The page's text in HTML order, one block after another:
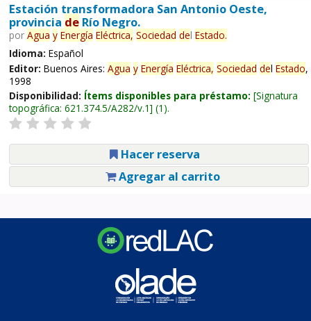
Estación transformadora San Antonio Oeste,
provincia deRío Negro.
por Agua y Energía Eléctrica, Sociedad del Estado.
Idioma: Español
Editor: Buenos Aires: Agua y Energía Eléctrica, Sociedad del Estado,
1998
Disponibilidad: Ítems disponibles para préstamo: Signatura
topográfica: 621.374.5/A282/v.1 (1).
Hacer reserva
Agregar al carrito